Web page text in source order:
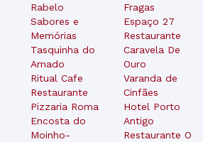
Rabelo
Sabores e
Memórias
Tasquinha do
Amado
Ritual Cafe
Restaurante
Pizzaria Roma
Encosta do
Moinho-
Fragas
Espaço 27
Restaurante
Caravela De
Ouro
Varanda de
Cinfães
Hotel Porto
Antigo
Restaurante O